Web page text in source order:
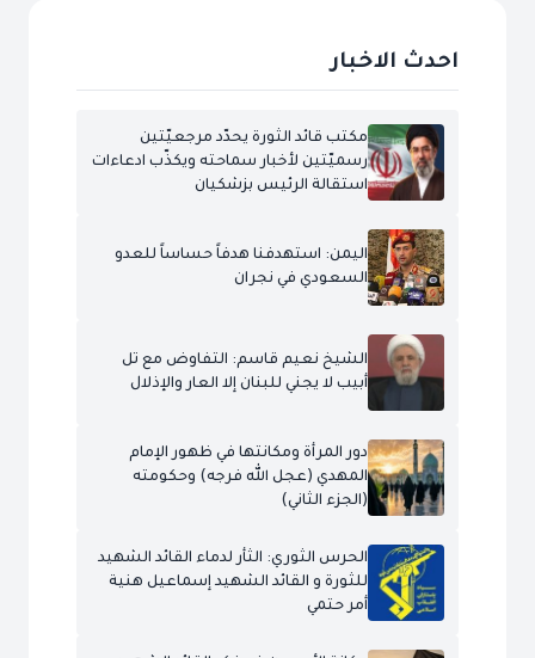
احدث الاخبار
مكتب قائد الثورة يحدّد مرجعيّتين
رسميّتين لأخبار سماحته ويكذّب ادعاءات
استقالة الرئيس بزشكيان
اليمن: استهدفنا هدفاً حساساً للعدو
السعودي في نجران
الشيخ نعيم قاسم: التفاوض مع تل
أبيب لا يجني للبنان إلا العار والإذلال
دور المرأة ومكانتها في ظهور الإمام
المهدي (عجل الله فرجه) وحكومته
(الجزء الثاني)
الحرس الثوري: الثأر لدماء القائد الشهيد
للثورة و القائد الشهيد إسماعيل هنية
أمر حتمي